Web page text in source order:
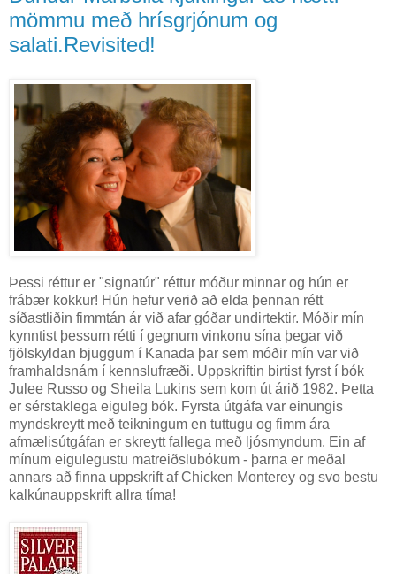
mömmu með hrísgrjónum og
salati.Revisited!
Þessi réttur er "signatúr" réttur móður minnar og hún er
frábær kokkur! Hún hefur verið að elda þennan rétt
síðastliðin fimmtán ár við afar góðar undirtektir. Móðir mín
kynntist þessum rétti í gegnum vinkonu sína þegar við
fjölskyldan bjuggum í Kanada þar sem móðir mín var við
framhaldsnám í kennslufræði. Uppskriftin birtist fyrst í bók
Julee Russo og Sheila Lukins sem kom út árið 1982. Þetta
er sérstaklega eiguleg bók. Fyrsta útgáfa var einungis
myndskreytt með teikningum en tuttugu og fimm ára
afmælisútgáfan er skreytt fallega með ljósmyndum. Ein af
mínum eigulegustu matreiðslubókum - þarna er meðal
annars að finna uppskrift af Chicken Monterey og svo bestu
kalkúnauppskrift allra tíma!